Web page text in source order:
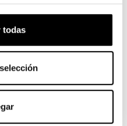
todas